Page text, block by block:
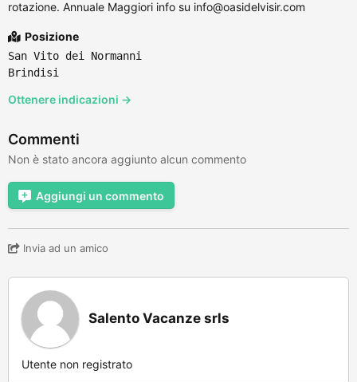
rotazione. Annuale Maggiori info su info@oasidelvisir.com
Posizione
San Vito dei Normanni
Brindisi
Ottenere indicazioni →
Commenti
Non è stato ancora aggiunto alcun commento
Aggiungi un commento
Invia ad un amico
Salento Vacanze srls
Utente non registrato